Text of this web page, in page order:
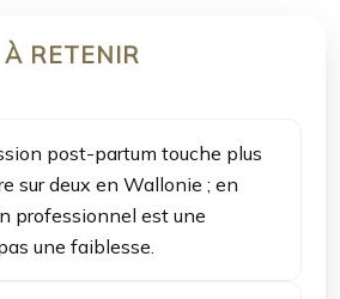
À RETENIR
post-partum touche plus
sur deux en Wallonie ; en
professionnel est une
une faiblesse.